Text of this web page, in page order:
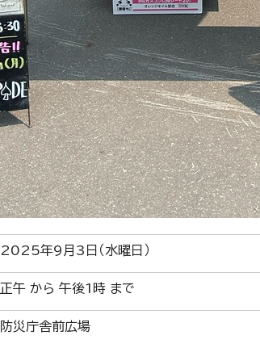
2025年9月3日（水曜日）
正午 から 午後1時 まで
防災庁舎前広場